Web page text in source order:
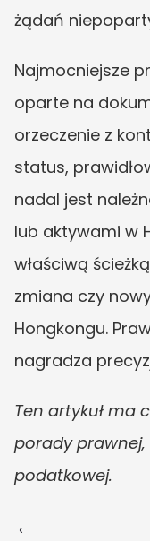
żądań
Najmocniejsze
oparte na
orzeczenie z
status,
nadal jest
lub aktywami w
właściwą
zmiana czy
Hongkongu.
nagradza
Ten artykuł ma
porady
podatkowej.
‹